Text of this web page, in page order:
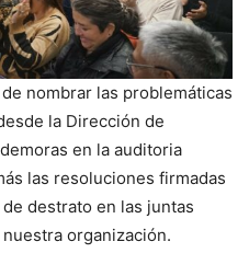
nombrar las problemáticas
la Dirección de
en la auditoria
las resoluciones firmadas
destrato en las juntas
organización.